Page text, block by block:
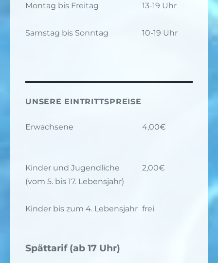
Montag bis Freitag 13-19 Uhr
Samstag bis Sonntag 10-19 Uhr
UNSERE EINTRITTSPREISE
Erwachsene 4,00€
Kinder und Jugendliche
(vom 5. bis 17. Lebensjahr)
2,00€
Kinder bis zum 4. Lebensjahr frei
Spättarif (ab 17 Uhr)